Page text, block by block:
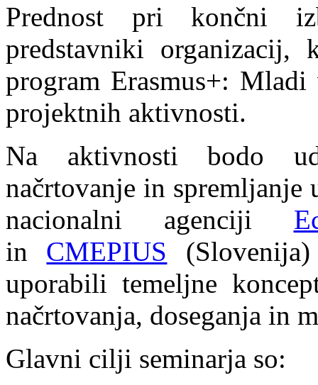
Prednost pri končni
predstavniki
program Erasmus+:
projektnih aktivnosti.
Na aktivnosti bodo
načrtovanje in
nacionalni agenciji
in CMEPIUS
uporabili temeljne
načrtovanja, doseganja in
Glavni cilji seminarja so: